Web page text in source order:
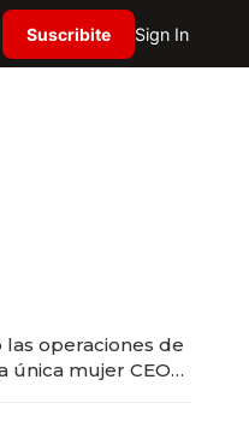
Suscribite Sign In
operaciones de
única mujer CEO